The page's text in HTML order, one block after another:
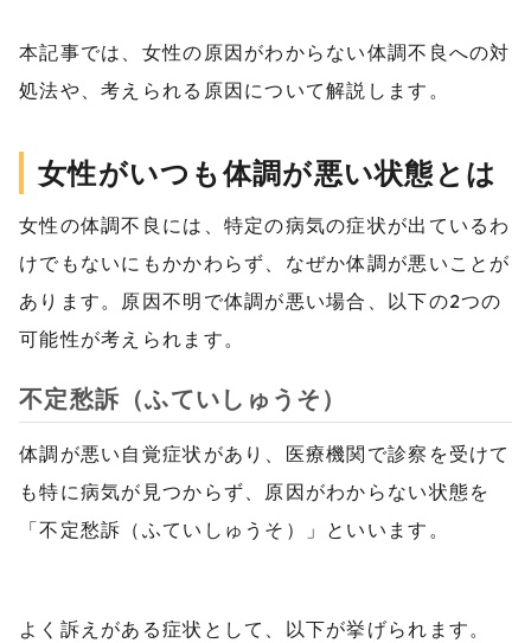
本記事では、女性の原因がわからない体調不良への対
処法や、考えられる原因について解説します。
女性がいつも体調が悪い状態とは
女性の体調不良には、特定の病気の症状が出ているわ
けでもないにもかかわらず、なぜか体調が悪いことが
あります。原因不明で体調が悪い場合、以下の2つの
可能性が考えられます。
不定愁訴（ふていしゅうそ）
体調が悪い自覚症状があり、医療機関で診察を受けて
も特に病気が見つからず、原因がわからない状態を
「不定愁訴（ふていしゅうそ）」といいます。
よく訴えがある症状として、以下が挙げられます。